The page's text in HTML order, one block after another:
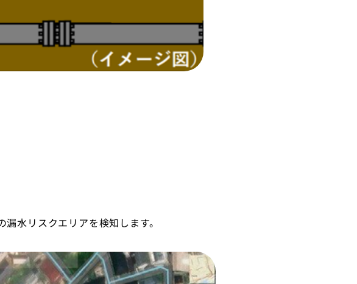
水リスクエリアを検知します。